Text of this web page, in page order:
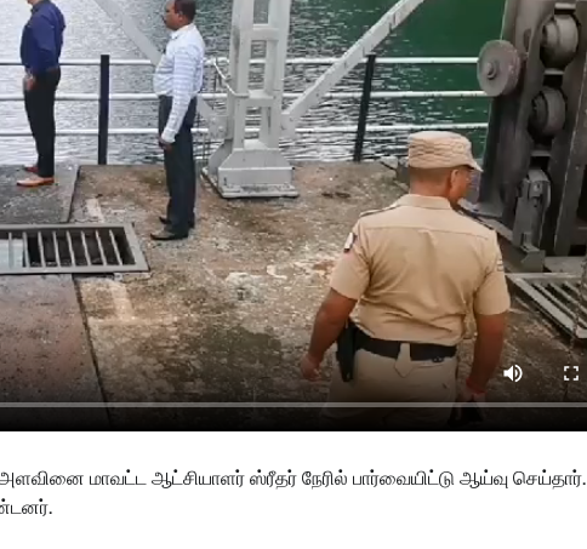
மாவட்ட ஆட்சியாளர் ஸ்ரீதர் நேரில் பார்வையிட்டு ஆய்வு செய்தார்.